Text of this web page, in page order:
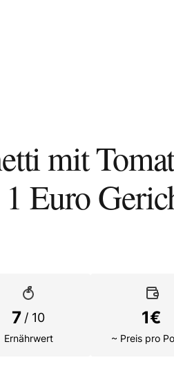
mit
Euro
7 / 10
Ernährwert
1€
~ Preis pro